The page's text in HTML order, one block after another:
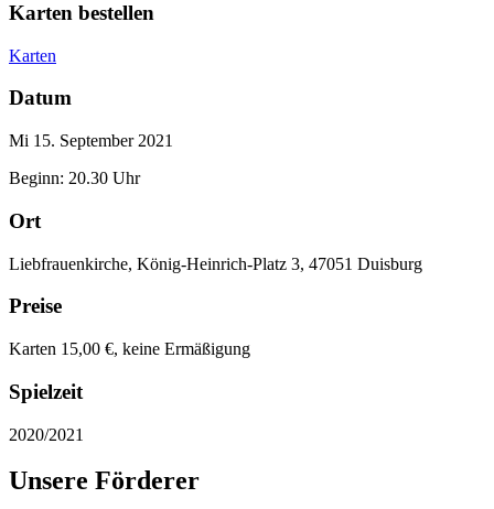
Karten bestellen
Karten
Datum
Mi 15. September 2021
Beginn: 20.30 Uhr
Ort
Liebfrauenkirche, König-Heinrich-Platz 3, 47051 Duisburg
Preise
Karten 15,00 €, keine Ermäßigung
Spielzeit
2020/2021
Unsere Förderer